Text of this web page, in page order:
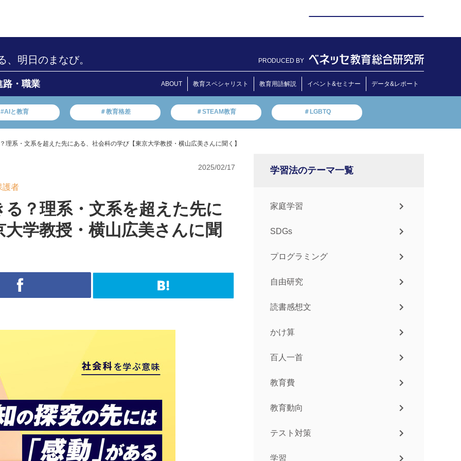
、明日のまなび。 PRODUCED BY
路・職業 ABOUT 教育スペシャリスト 教育用語解説 イベント&セミナー データ&レポート
#AIと教育 ＃教育格差 ＃STEAM教育 ＃LGBTQ
理系・文系を超えた先にある、社会科の学び【東京大学教授・横山広美さんに聞く】
2025/02/17
護者
？理系・文系を超えた先に
学教授・横山広美さんに聞
学習法のテーマ一覧
家庭学習
SDGs
プログラミング
自由研究
読書感想文
かけ算
百人一首
教育費
教育動向
テスト対策
学習